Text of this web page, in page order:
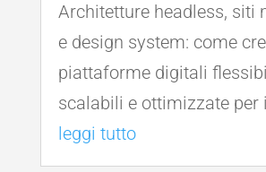
Architetture headless, siti
e design system: come
piattaforme digitali
scalabili e ottimizzate per
leggi tutto